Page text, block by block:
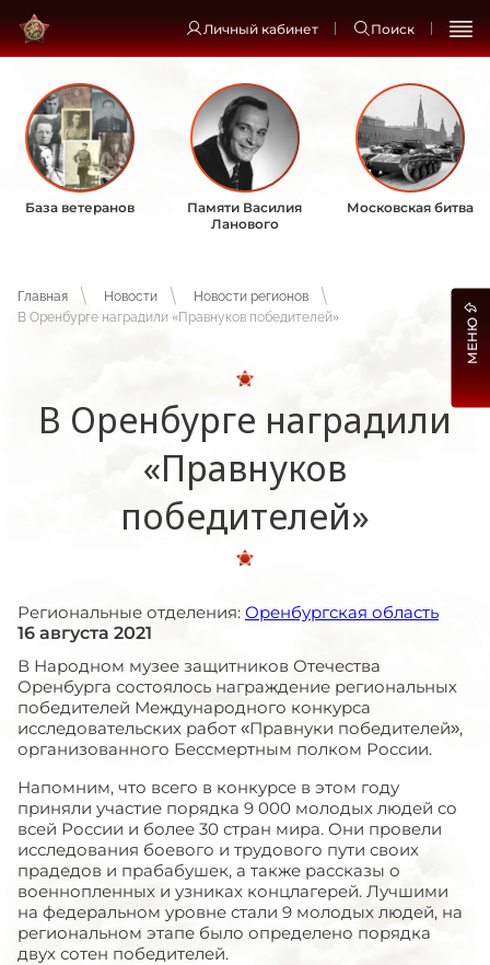
Личный кабинет Поиск
База ветеранов
Памяти Василия
Ланового
Московская битва
Главная Новости
Новости регионов
В Оренбурге наградили «Правнуков победителей»
В Оренбурге наградили
«Правнуков
победителей»
Региональные отделения: Оренбургская область
16 августа 2021
В Народном музее защитников Отечества
Оренбурга состоялось награждение региональных
победителей Международного конкурса
исследовательских работ «Правнуки победителей»,
организованного Бессмертным полком России.
Напомним, что всего в конкурсе в этом году
приняли участие порядка 9 000 молодых людей со
всей России и более 30 стран мира. Они провели
исследования боевого и трудового пути своих
прадедов и прабабушек, а также рассказы о
военнопленных и узниках концлагерей. Лучшими
на федеральном уровне стали 9 молодых людей, на
региональном этапе было определено порядка
двух сотен победителей.
МЕНЮ